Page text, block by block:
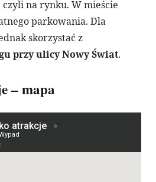
na rynku. W mieście
parkowania. Dla
skorzystać z
przy ulicy Nowy Świat.
– mapa